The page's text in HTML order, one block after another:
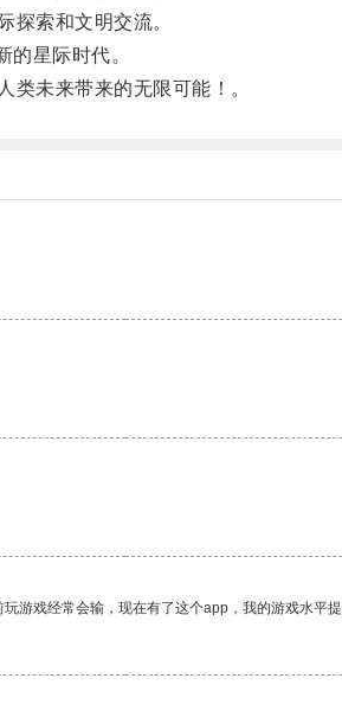
索和文明交流。
星际时代。
未来带来的无限可能！。
游戏经常会输，现在有了这个app，我的游戏水平提